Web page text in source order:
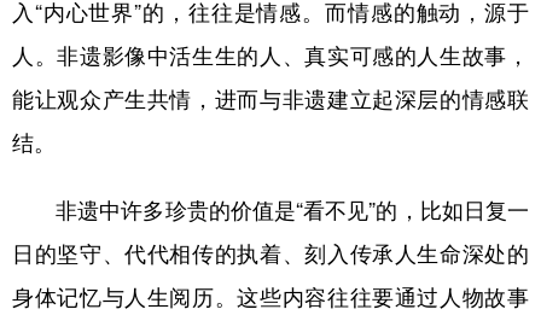
入“内心世界”的，往往是情感。而情感的触动，源于
人。非遗影像中活生生的人、真实可感的人生故事，
能让观众产生共情，进而与非遗建立起深层的情感联
结。
非遗中许多珍贵的价值是“看不见”的，比如日复一
日的坚守、代代相传的执着、刻入传承人生命深处的
身体记忆与人生阅历。这些内容往往要通过人物故事